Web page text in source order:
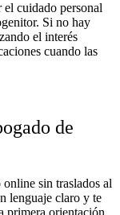
el cuidado personal
Si no hay
el interés
cuando las
de
sin traslados al
lenguaje claro y te
primera orientación